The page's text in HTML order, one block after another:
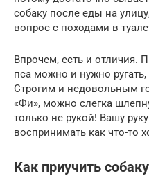
собаку после еды на
вопрос с походами в
Впрочем, есть и отличия.
пса можно и нужно
Строгим и недовольным
«Фи», можно слегка
только не рукой! Вашу
воспринимать как что-то
Как приучить